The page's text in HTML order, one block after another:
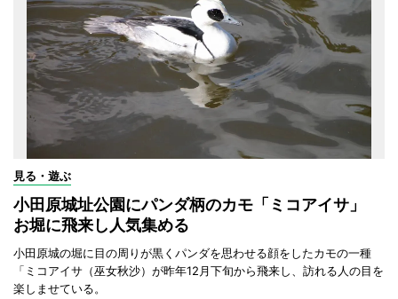
見る・遊ぶ
小田原城址公園にパンダ柄のカモ「ミコアイサ」
お堀に飛来し人気集める
小田原城の堀に目の周りが黒くパンダを思わせる顔をしたカモの一種
「ミコアイサ（巫女秋沙）が昨年12月下旬から飛来し、訪れる人の目を
楽しませている。